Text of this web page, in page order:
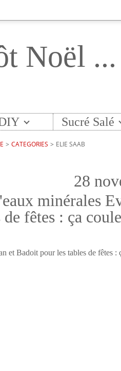
Noël
Sucré Salé
> CATEGORIES > ELIE SAAB
28
minérales
fêtes : ça